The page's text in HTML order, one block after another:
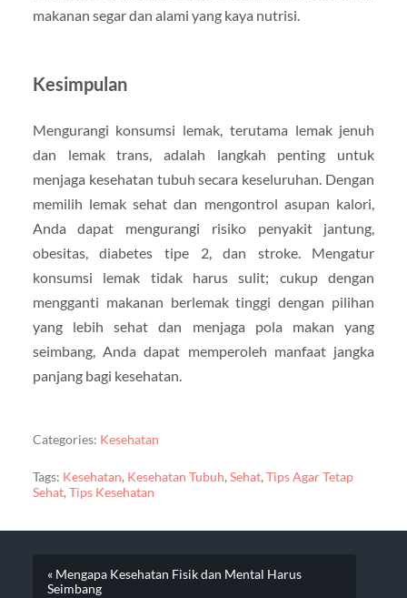
makanan segar dan alami yang kaya nutrisi.
Kesimpulan
Mengurangi konsumsi lemak, terutama lemak jenuh
dan lemak trans, adalah langkah penting untuk
menjaga kesehatan tubuh secara keseluruhan. Dengan
memilih lemak sehat dan mengontrol asupan kalori,
Anda dapat mengurangi risiko penyakit jantung,
obesitas, diabetes tipe 2, dan stroke. Mengatur
konsumsi lemak tidak harus sulit; cukup dengan
mengganti makanan berlemak tinggi dengan pilihan
yang lebih sehat dan menjaga pola makan yang
seimbang, Anda dapat memperoleh manfaat jangka
panjang bagi kesehatan.
Categories: Kesehatan
Tags: Kesehatan, Kesehatan Tubuh, Sehat, Tips Agar Tetap
Sehat, Tips Kesehatan
« Mengapa Kesehatan Fisik dan Mental Harus
Seimbang